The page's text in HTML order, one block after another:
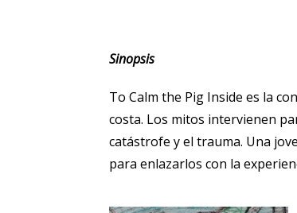
Sinopsis
To Calm the Pig Inside es la
costa. Los mitos intervienen
catástrofe y el trauma. Una
para enlazarlos con la